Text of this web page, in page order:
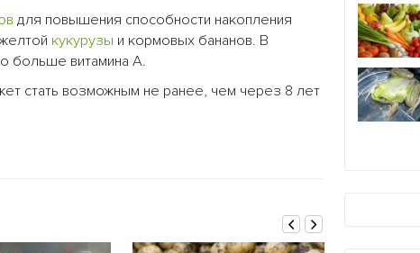
для повышения способности накопления
кукурузы и кормовых бананов. В
больше витамина А.
стать возможным не ранее, чем через 8 лет